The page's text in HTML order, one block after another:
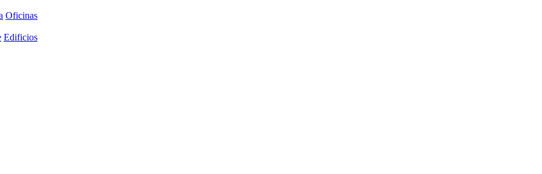
Oficinas
Edificios